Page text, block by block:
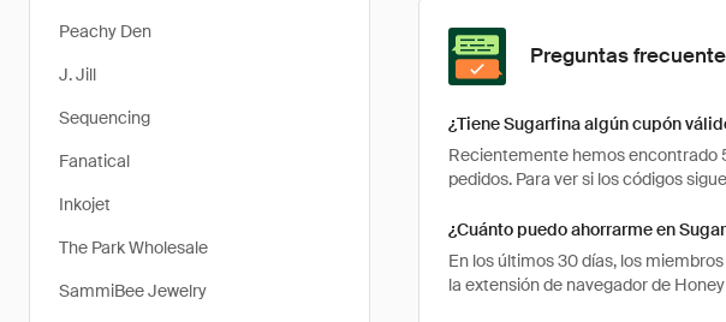
Peachy Den
J. Jill
Sequencing
Fanatical
Inkojet
The Park Wholesale
SammiBee Jewelry
Preguntas
¿Tiene Sugarfina algún cupón
Recientemente hemos encontrado
pedidos. Para ver si los códigos
¿Cuánto puedo ahorrarme en
En los últimos 30 días, los
la extensión de navegador de